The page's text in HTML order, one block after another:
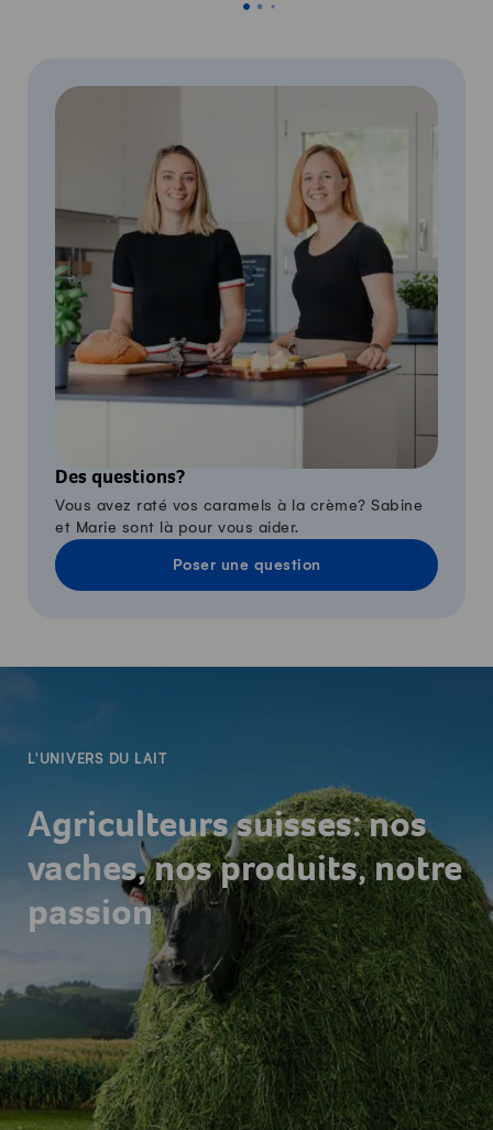
Des questions?
Vous avez raté vos caramels à la crème? Sabine
et Marie sont là pour vous aider.
Poser une question
L'UNIVERS DU LAIT
Agriculteurs suisses: nos
vaches, nos produits, notre
passion